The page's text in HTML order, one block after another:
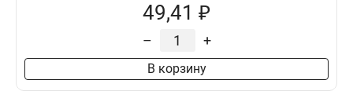
49,41 ₽
– +
В корзину